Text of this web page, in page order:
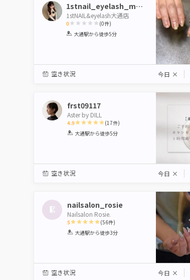
1stnail_eyelash_manaka
1stNAIL&eyelash大通店
0
1 2 3 4 5
(0件)
大通駅から徒歩5分
空き状況 今日 ×
frst09117
Aster by DILL
4.9
1 2 3 4 5
(17件)
大通駅から徒歩5分
空き状況 今日 ×
nailsalon_rosie
Nailsalon Rosie.
5
1 2 3 4 5
(56件)
大通駅から徒歩3分
空き状況 今日 ×